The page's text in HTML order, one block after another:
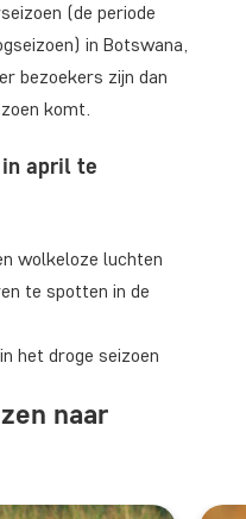
(de periode
in Botswana,
bezoekers zijn dan
komt.
in april te
wolkeloze luchten
te spotten in de
het droge seizoen
naar